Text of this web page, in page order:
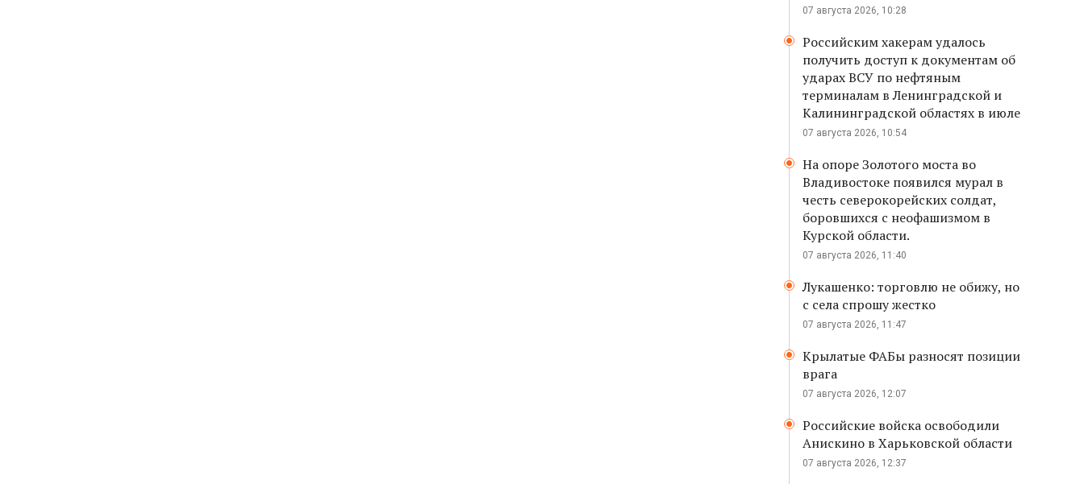
07 августа 2026, 10:28
Российским хакерам удалось
получить доступ к документам об
ударах ВСУ по нефтяным
терминалам в Ленинградской и
Калининградской областях в июле
07 августа 2026, 10:54
На опоре Золотого моста во
Владивостоке появился мурал в
честь северокорейских солдат,
боровшихся с неофашизмом в
Курской области.
07 августа 2026, 11:40
Лукашенко: торговлю не обижу, но
с села спрошу жестко
07 августа 2026, 11:47
Крылатые ФАБы разносят позиции
врага
07 августа 2026, 12:07
Российские войска освободили
Анискино в Харьковской области
07 августа 2026, 12:37